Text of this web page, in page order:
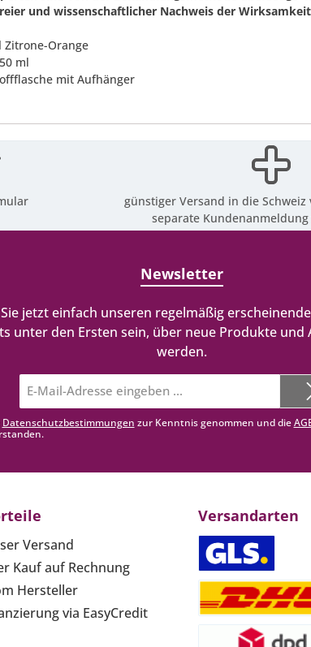
und wissenschaftlicher Nachweis der
Zitrone-Orange
ml
mit Aufhänger
günstiger Versand in die Schweiz
separate Kundenanmeldung
Newsletter
jetzt einfach unseren regelmäßig
unter den Ersten sein, über neue Produkte
werden.
Mail-
Adresse*
Datenschutzbestimmungen zur Kenntnis genommen und die
Versand
Kauf auf Rechnung
Hersteller
via EasyCredit
Versandarten